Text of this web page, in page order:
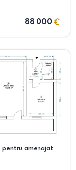
88 000
pentru amenajat